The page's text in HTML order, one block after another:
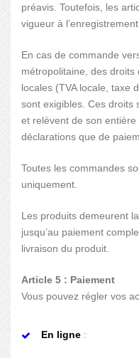
préavis. Toutefois, les
vigueur à
En cas de commande
métropolitaine, des
locales (TVA locale, taxe
sont exigibles. Ces droits
et relèvent de son
déclarations que de
Toutes les commandes
uniquement.
Les produits demeurent
jusqu’au paiement
livraison du produit.
Article 5 : Paiement
Vous pouvez régler vos
En ligne :